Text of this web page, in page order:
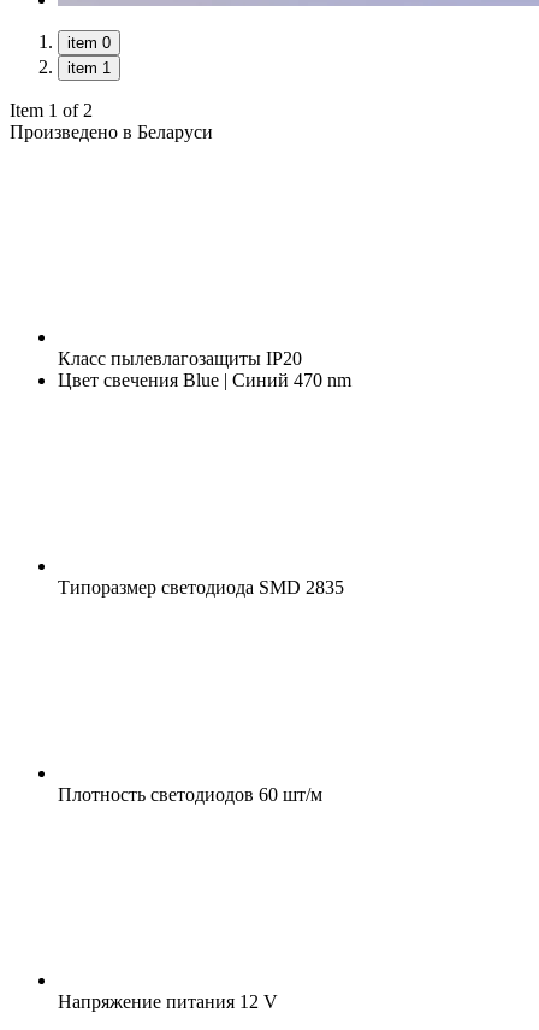
item 0
item 1
Item 1 of 2
Произведено в Беларуси
Класс пылевлагозащиты IP20
Цвет свечения Blue | Синий 470 nm
Типоразмер светодиода SMD 2835
Плотность светодиодов 60 шт/м
Напряжение питания 12 V